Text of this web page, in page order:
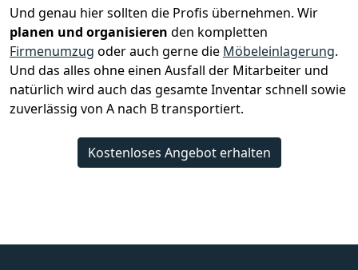
Und genau hier sollten die Profis übernehmen. Wir
planen und organisieren den kompletten
Firmenumzug oder auch gerne die Möbeleinlagerung.
Und das alles ohne einen Ausfall der Mitarbeiter und
natürlich wird auch das gesamte Inventar schnell sowie
zuverlässig von A nach B transportiert.
Kostenloses Angebot erhalten